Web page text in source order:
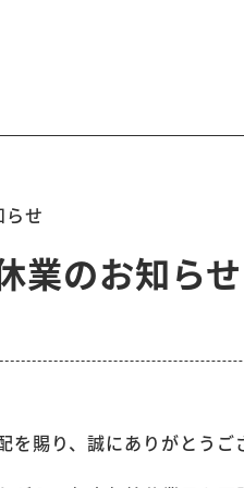
らせ
業のお知らせ
を賜り、誠にありがとうご